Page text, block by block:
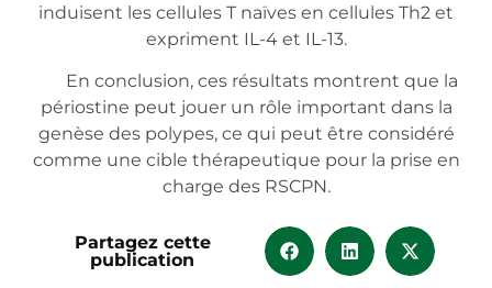
induisent les cellules T naïves en cellules Th2 et
expriment IL-4 et IL-13.
En conclusion, ces résultats montrent que la
périostine peut jouer un rôle important dans la
genèse des polypes, ce qui peut être considéré
comme une cible thérapeutique pour la prise en
charge des RSCPN.
Partagez cette
publication